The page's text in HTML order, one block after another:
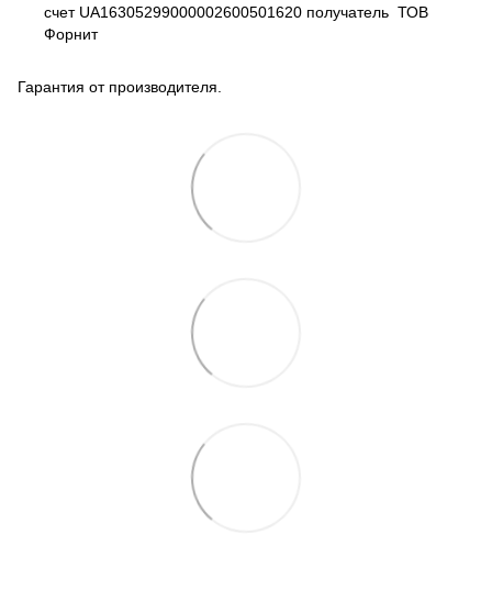
счет UA16305299000002600501620 получатель ТОВ
Форнит
Гарантия от производителя.